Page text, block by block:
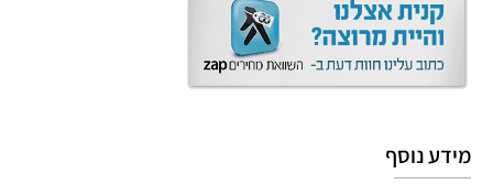
מידע נוסף